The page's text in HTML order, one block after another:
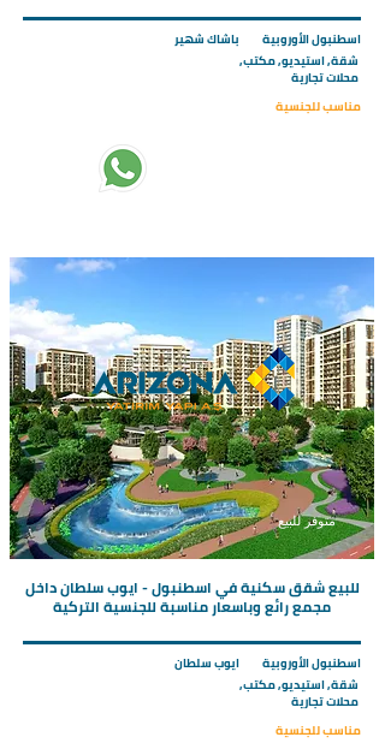
باشاك شهير
اسطنبول الأوروبية
شقة, استيديو, مكتب,
محلات تجارية
مناسب للجنسية
متوفر للبيع
للبيع شقق سكنية في اسطنبول - ايوب سلطان داخل
مجمع رائع وباسعار مناسبة للجنسية التركية
ايوب سلطان
اسطنبول الأوروبية
شقة, استيديو, مكتب,
محلات تجارية
مناسب للجنسية